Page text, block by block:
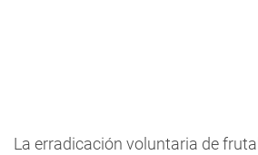
La erradicación voluntaria de